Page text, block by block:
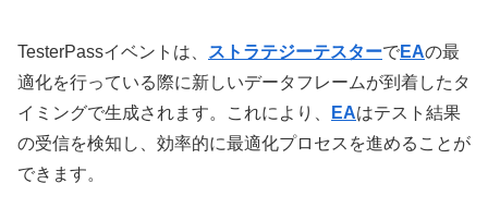
TesterPassイベントは、 ストラテジーテスターでEAの最
適化を行っている際に新しいデータフレームが到着したタ
イミングで生成されます。これにより、
EAはテスト結果
の受信を検知し、効率的に最適化プロセスを進めることが
できます。